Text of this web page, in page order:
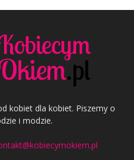
kobiet dla kobiet. Piszemy o
i modzie.